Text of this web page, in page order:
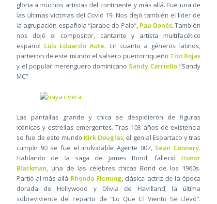
gloria a muchos artistas del continente y más allá. Fue una de
las últimas víctimas del Covid 19. Nos dejó también el líder de
la agrupación española “Jarabe de Palo”, Pau Donés. También
nos dejó el compositor, cantante y artista multifacético
español Luis Eduardo Aute. En cuanto a géneros latinos,
partieron de este mundo el salsero puertorriqueño Tito Rojas
y el popular merenguero dominicano Sandy Carriello “Sandy
MC”.
Las pantallas grande y chica se despidieron de figuras
icónicas y estrellas emergentes. Tras 103 años de existencia
se fue de este mundo Kirk Douglas, el genial Espartaco y tras
cumplir 90 se fue el inolvidable Agente 007, Sean Connery.
Hablando de la saga de James Bond, falleció Honor
Blackman, una de las célebres chicas Bond de los 1960s.
Partió al más allá Rhonda Fleming, clásica actriz de la época
dorada de Hollywood y Olivia de Havilland, la última
sobreviviente del reparto de “Lo Que El Viento Se Llevó”.